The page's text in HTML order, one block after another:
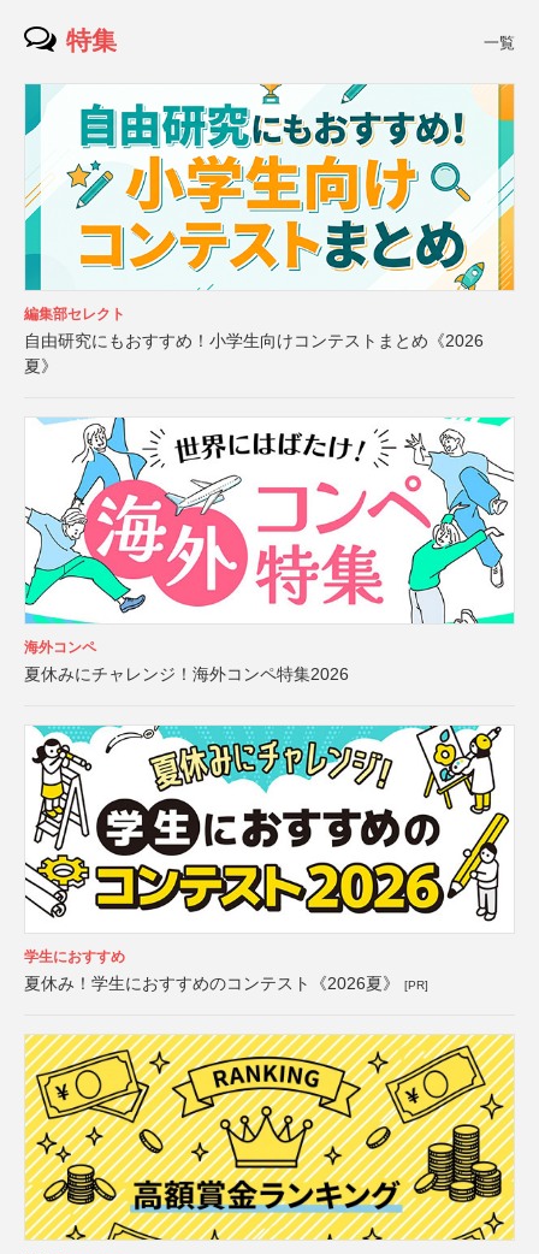
特集 一覧
編集部セレクト
自由研究にもおすすめ！小学生向けコンテストまとめ《2026
夏》
海外コンペ
夏休みにチャレンジ！海外コンペ特集2026
学生におすすめ
夏休み！学生におすすめのコンテスト《2026夏》 [PR]